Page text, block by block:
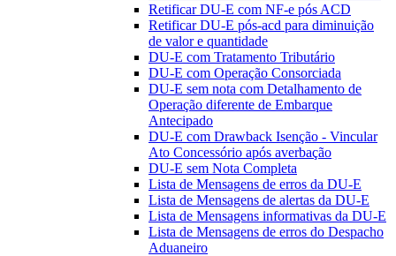
Retificar DU-E com NF-e pós ACD
Retificar DU-E pós-acd para diminuição
de valor e quantidade
DU-E com Tratamento Tributário
DU-E com Operação Consorciada
DU-E sem nota com Detalhamento de
Operação diferente de Embarque
Antecipado
DU-E com Drawback Isenção - Vincular
Ato Concessório após averbação
DU-E sem Nota Completa
Lista de Mensagens de erros da DU-E
Lista de Mensagens de alertas da DU-E
Lista de Mensagens informativas da DU-E
Lista de Mensagens de erros do Despacho
Aduaneiro